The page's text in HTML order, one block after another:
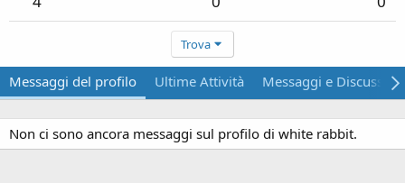
Trova
Messaggi del profilo Ultime Attività Messaggi e
Non ci sono ancora messaggi sul profilo di white rabbit.